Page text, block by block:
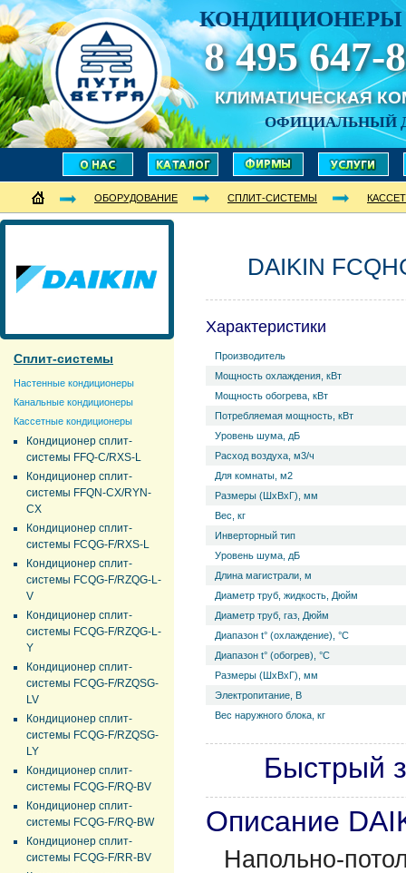
КОНДИЦИОНЕРЫ
8 495 647-
КЛИМАТИЧЕСКАЯ
ОФИЦИАЛЬНЫЙ
ОБОРУДОВАНИЕ СПЛИТ-СИСТЕМЫ
Сплит-системы
Настенные кондиционеры
Канальные кондиционеры
Кассетные кондиционеры
Кондиционер сплит-
системы FFQ-C/RXS-L
Кондиционер сплит-
системы FFQN-CX/RYN-
CX
Кондиционер сплит-
системы FCQG-F/RXS-L
Кондиционер сплит-
системы FCQG-F/RZQG-L-
V
Кондиционер сплит-
системы FCQG-F/RZQG-L-
Y
Кондиционер сплит-
системы FCQG-F/RZQSG-
LV
Кондиционер сплит-
системы FCQG-F/RZQSG-
LY
Кондиционер сплит-
системы FCQG-F/RQ-BV
Кондиционер сплит-
системы FCQG-F/RQ-BW
Кондиционер сплит-
системы FCQG-F/RR-BV
DAIKIN
Характеристики
Производитель
Мощность охлаждения, кВт
Мощность обогрева, кВт
Потребляемая мощность, кВт
Уровень ш­ума, дБ
Расход воздуха, м3/ч
Для комнаты, м2
Размеры (ШхВхГ), мм
Вес, кг
Инверторный тип
Уровень ш­ума, дБ
Длина магистрали, м
Диаметр труб, жидкость, Дюйм
Диаметр труб, газ, Дюйм
Диапазон t° (охлаждение), °С
Диапазон t° (обогрев), °С
Размеры (ШхВхГ), мм
Электропитание, В
Вес наружного блока, кг
Быстрый
Описание
Напольно-